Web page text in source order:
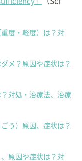
度・軽度）は？対
メ？原因や症状は？
対処・治療法、治療
う）原因、症状は？
原因や症状は？対